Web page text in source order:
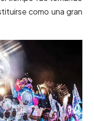
como una gran